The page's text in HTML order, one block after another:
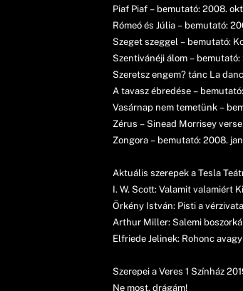
Piaf Piaf – bemutató: 2008.
Rómeó és Júlia – bemutató:
Szeget szeggel – bemutató:
Szentivánéji álom –
Szeretsz engem? tánc La
A tavasz ébredése –
Vasárnap nem temetünk –
Zérus – Sinead Morrisey
Zongora – bemutató: 2008.
Aktuális szerepek a Tesla
I. W. Scott: Valamit valamiért
Örkény István: Pisti a
Arthur Miller: Salemi
Elfriede Jelinek: Rohonc
Szerepei a Veres 1 Színház
Ne most, drágám!